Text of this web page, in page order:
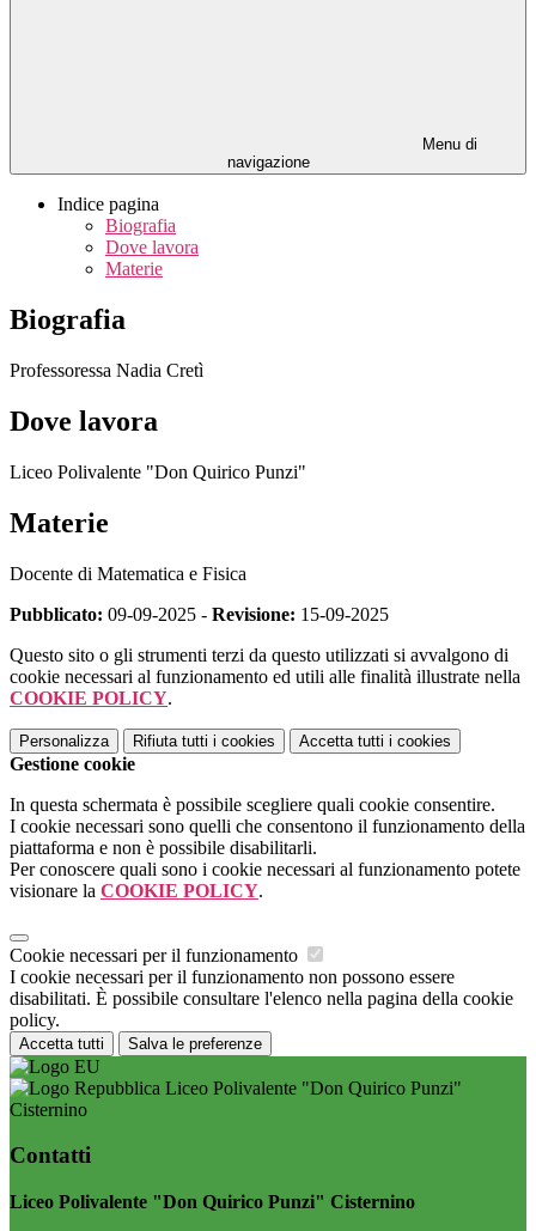
Menu di
navigazione
Indice pagina
Biografia
Dove lavora
Materie
Biografia
Professoressa Nadia Cretì
Dove lavora
Liceo Polivalente "Don Quirico Punzi"
Materie
Docente di Matematica e Fisica
Pubblicato: 09-09-2025 - Revisione: 15-09-2025
Questo sito o gli strumenti terzi da questo utilizzati si avvalgono di
cookie necessari al funzionamento ed utili alle finalità illustrate nella
COOKIE POLICY.
Personalizza Rifiuta tutti i cookies Accetta tutti i cookies
Gestione cookie
In questa schermata è possibile scegliere quali cookie consentire.
I cookie necessari sono quelli che consentono il funzionamento della
piattaforma e non è possibile disabilitarli.
Per conoscere quali sono i cookie necessari al funzionamento potete
visionare la COOKIE POLICY.
Cookie necessari per il funzionamento
I cookie necessari per il funzionamento non possono essere
disabilitati. È possibile consultare l'elenco nella pagina della cookie
policy.
Accetta tutti Salva le preferenze
Liceo Polivalente "Don Quirico Punzi"
Cisternino
Contatti
Liceo Polivalente "Don Quirico Punzi" Cisternino